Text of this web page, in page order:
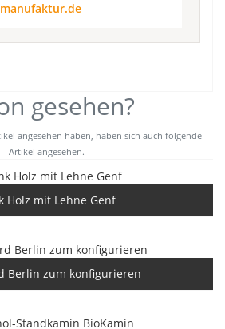
gesehen?
angesehen haben, haben sich auch folgende
Artikel angesehen.
Holz mit Lehne Genf
Berlin zum konfigurieren